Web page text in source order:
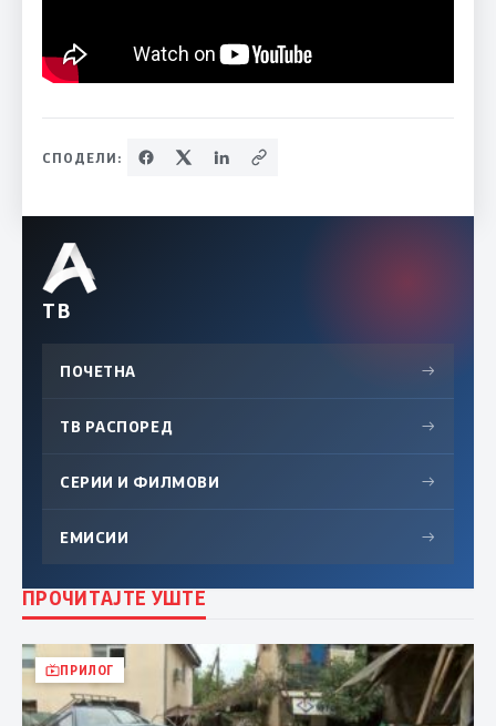
СПОДЕЛИ:
ТВ
ПОЧЕТНА →
ТВ РАСПОРЕД →
СЕРИИ И ФИЛМОВИ →
ЕМИСИИ →
ПРОЧИТАЈТЕ УШТЕ
ПРИЛОГ